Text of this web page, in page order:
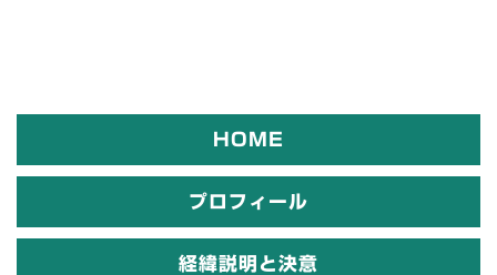
HOME
プロフィール
経緯説明と決意